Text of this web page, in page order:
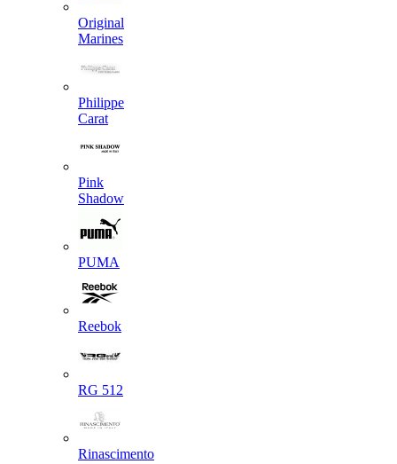
Original
Marines
Philippe
Carat
Pink
Shadow
PUMA
Reebok
RG 512
Rinascimento